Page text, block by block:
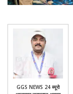
GGS NEWS 24 ब्यूरो